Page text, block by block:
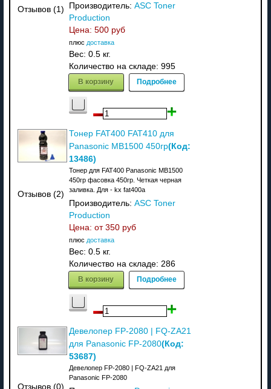
Отзывов (1) Производитель: ASC Toner
Production
Цена: 500 руб
плюс доставка
Вес: 0.5 кг.
Количество на складе: 995
В корзину Подробнее
Отзывов (2)
Тонер FAT400 FAT410 для
Panasonic MB1500 450гр(Код:
13486)
Тонер для FAT400 Panasonic MB1500
450гр фасовка 450гр. Четкая черная
заливка. Для - kx fat400a
Производитель: ASC Toner
Production
Цена: от 350 руб
плюс доставка
Вес: 0.5 кг.
Количество на складе: 286
В корзину Подробнее
Отзывов (0)
Девелопер FP-2080 | FQ-ZA21
для Panasonic FP-2080(Код:
53687)
Девелопер FP-2080 | FQ-ZA21 для
Panasonic FP-2080